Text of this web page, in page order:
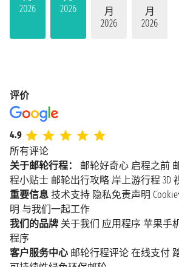
2026
2026
月
2026
月
2026
评价
4.9
所有评论
关于邮轮行程：
邮轮好奇心 启程之前
程小贴士 邮轮出行攻略 岸上游行程 3D
重要信息 技术支持 隐私免责声明
明 与我们一起工作
我们的品牌 关于我们 应用程序 苹果手
程序
客户服务中心 邮轮行程评论 在线支付